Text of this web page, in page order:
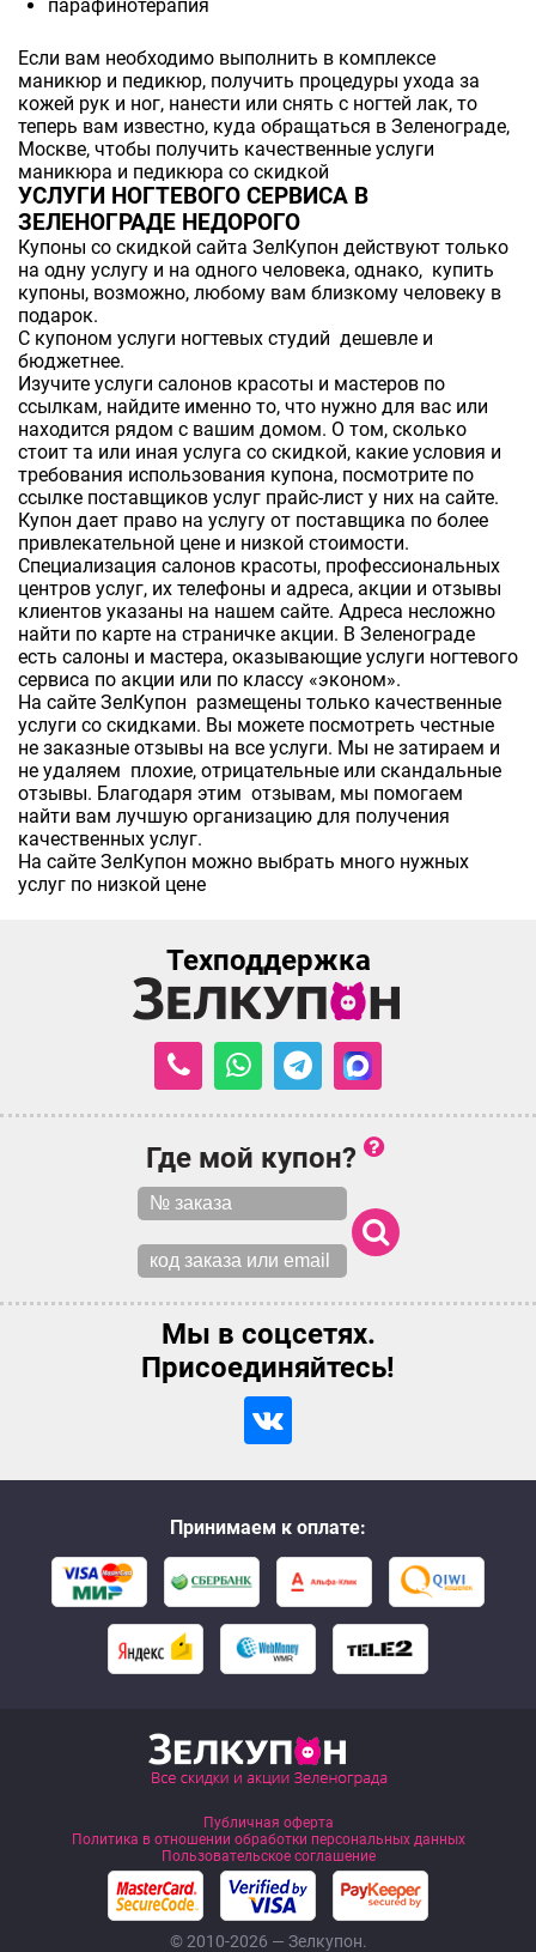
парафинотерапия
Если вам необходимо выполнить в комплексе
маникюр и педикюр, получить процедуры ухода за
кожей рук и ног, нанести или снять с ногтей лак, то
теперь вам известно, куда обращаться в Зеленограде,
Москве, чтобы получить качественные услуги
маникюра и педикюра со скидкой
УСЛУГИ НОГТЕВОГО СЕРВИСА В
ЗЕЛЕНОГРАДЕ НЕДОРОГО
Купоны со скидкой сайта ЗелКупон действуют только
на одну услугу и на одного человека, однако, купить
купоны, возможно, любому вам близкому человеку в
подарок.
С купоном услуги ногтевых студий дешевле и
бюджетнее.
Изучите услуги салонов красоты и мастеров по
ссылкам, найдите именно то, что нужно для вас или
находится рядом с вашим домом. О том, сколько
стоит та или иная услуга со скидкой, какие условия и
требования использования купона, посмотрите по
ссылке поставщиков услуг прайс-лист у них на сайте.
Купон дает право на услугу от поставщика по более
привлекательной цене и низкой стоимости.
Специализация салонов красоты, профессиональных
центров услуг, их телефоны и адреса, акции и отзывы
клиентов указаны на нашем сайте. Адреса несложно
найти по карте на страничке акции. В Зеленограде
есть салоны и мастера, оказывающие услуги ногтевого
сервиса по акции или по классу «эконом».
На сайте ЗелКупон размещены только качественные
услуги со скидками. Вы можете посмотреть честные
не заказные отзывы на все услуги. Мы не затираем и
не удаляем плохие, отрицательные или скандальные
отзывы. Благодаря этим отзывам, мы помогаем
найти вам лучшую организацию для получения
качественных услуг.
На сайте ЗелКупон можно выбрать много нужных
услуг по низкой цене
Техподдержка
Где мой купон?
Мы в соцсетях.
Присоединяйтесь!
Принимаем к оплате:
Публичная оферта
Политика в отношении обработки персональных данных
Пользовательское соглашение
© 2010-2026 — Зелкупон.